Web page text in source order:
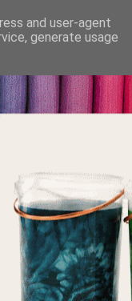
and user-agent
generate usage